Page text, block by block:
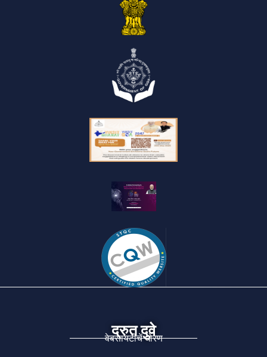
द्रुत दुवे
वेबसायटीचें धोरण